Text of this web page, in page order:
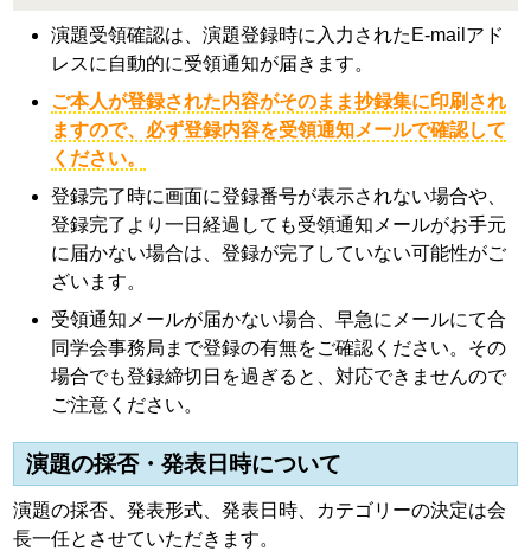
演題受領確認は、演題登録時に入力されたE-mailアド
レスに自動的に受領通知が届きます。
ご本人が登録された内容がそのまま抄録集に印刷され
ますので、必ず登録内容を受領通知メールで確認して
ください。
登録完了時に画面に登録番号が表示されない場合や、
登録完了より一日経過しても受領通知メールがお手元
に届かない場合は、登録が完了していない可能性がご
ざいます。
受領通知メールが届かない場合、早急にメールにて合
同学会事務局まで登録の有無をご確認ください。その
場合でも登録締切日を過ぎると、対応できませんので
ご注意ください。
演題の採否・発表日時について
演題の採否、発表形式、発表日時、カテゴリーの決定は会
長一任とさせていただきます。